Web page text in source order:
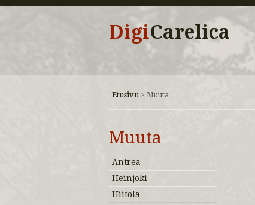
DigiCarelica
Etusivu > Muuta
Muuta
Antrea
Heinjoki
Hiitola